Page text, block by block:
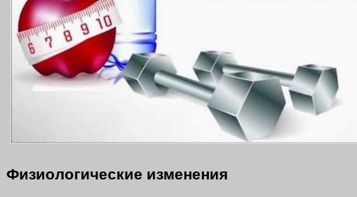
Физиологические изменения